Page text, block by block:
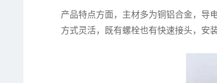
产品特点方面，主材多为铜铝合金，导
方式灵活，既有螺栓也有快速接头，安